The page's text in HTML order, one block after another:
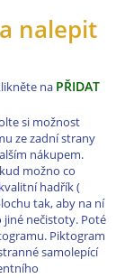
nalepit
na PŘIDAT
si možnost
ze zadní strany
nákupem.
možno co
hadřík (
tak, aby na ní
nečistoty. Poté
Piktogram
samolepící